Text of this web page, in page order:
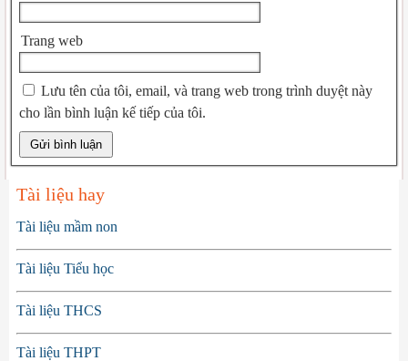
Trang web
Lưu tên của tôi, email, và trang web trong trình duyệt này
cho lần bình luận kế tiếp của tôi.
Tài liệu hay
Tài liệu mầm non
Tài liệu Tiểu học
Tài liệu THCS
Tài liệu THPT